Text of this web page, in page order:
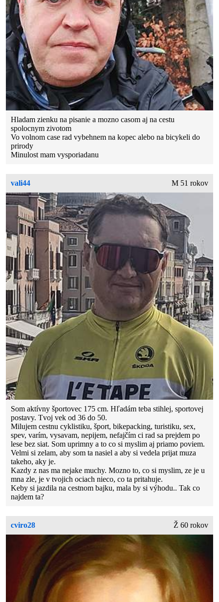
Hladam zienku na pisanie a mozno casom aj na cestu
spolocnym zivotom
Vo volnom case rad vybehnem na kopec alebo na bicykeli do
prirody
Minulost mam vysporiadanu
vali44 M 51 rokov
Som aktívny športovec 175 cm. Hľadám teba stihlej, sportovej
postavy. Tvoj vek od 36 do 50.
Milujem cestnu cyklistiku, šport, bikepacking, turistiku, sex,
spev, varím, vysavam, nepijem, nefajčím ci rad sa prejdem po
lese bez siat. Som uprimny a to co si myslim aj priamo poviem.
Velmi si zelam, aby som ta nasiel a aby si vedela prijat muza
takeho, aky je.
Kazdy z nas ma nejake muchy. Mozno to, co si myslim, ze je u
mna zle, je v tvojich ociach nieco, co ta pritahuje.
Keby si jazdila na cestnom bajku, mala by si výhodu.. Tak co
najdem ta?
cviro28 Ž 60 rokov